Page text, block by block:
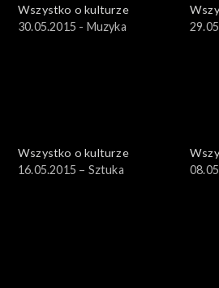
Wszystko o kulturze
30.05.2015 - Muzyka
Wszystko o kulturze
16.05.2015 – Sztuka